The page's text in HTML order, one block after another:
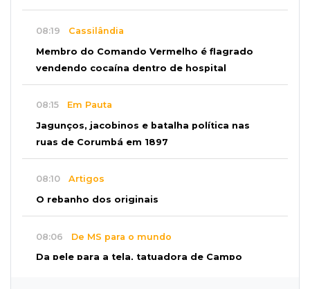
08:19 Cassilândia
Membro do Comando Vermelho é flagrado
vendendo cocaína dentro de hospital
08:15 Em Pauta
Jagunços, jacobinos e batalha política nas
ruas de Corumbá em 1897
08:10 Artigos
O rebanho dos originais
08:06 De MS para o mundo
Da pele para a tela, tatuadora de Campo